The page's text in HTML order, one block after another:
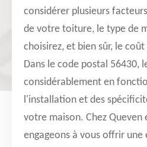
considérer plusieurs
de votre toiture, le type de
choisirez, et bien sûr, le
Dans le code postal 56430,
considérablement en
l'installation et des
votre maison. Chez Queven
engageons à vous offrir